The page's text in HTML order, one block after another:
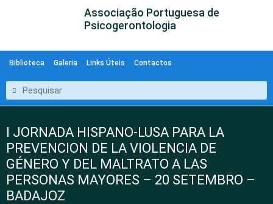
Associação Portuguesa de
Psicogerontologia
Biblioteca Galeria Links Úteis Contactos
I JORNADA HISPANO-LUSA PARA LA
PREVENCION DE LA VIOLENCIA DE
GÉNERO Y DEL MALTRATO A LAS
PERSONAS MAYORES – 20 SETEMBRO –
BADAJOZ